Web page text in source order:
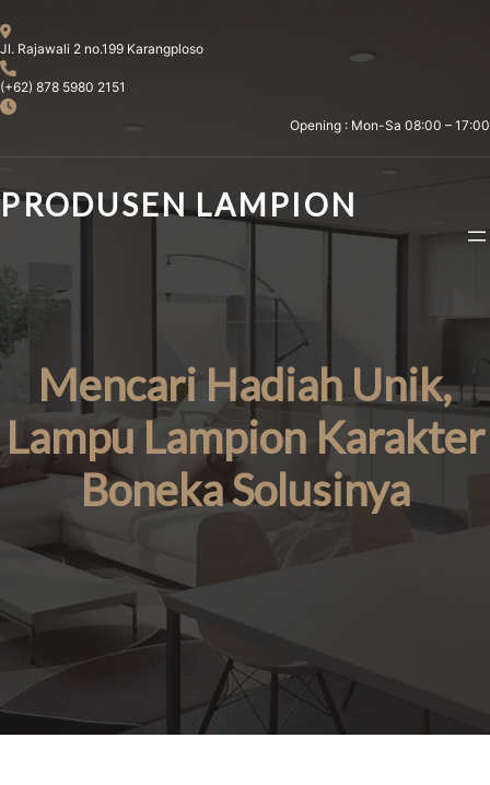
to
content
Jl. Rajawali 2 no.199 Karangploso
(+62) 878 5980 2151
Opening : Mon-Sa 08:00 – 17:00
PRODUSEN LAMPION
Mencari Hadiah Unik,
Lampu Lampion Karakter
Boneka Solusinya